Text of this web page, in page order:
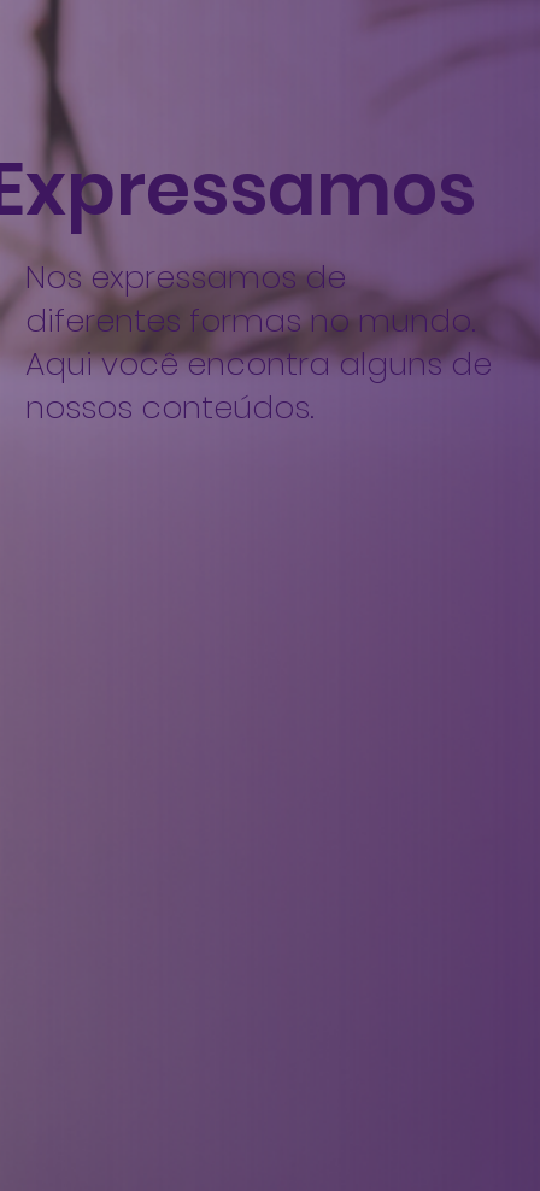
Nos expressamos de
diferentes formas no mundo.
Aqui você encontra alguns de
nossos conteúdos.